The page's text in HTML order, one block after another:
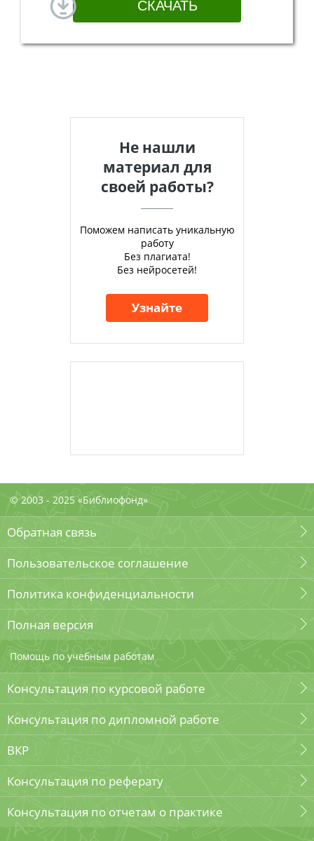
Не нашли
материал для
своей работы?
Поможем написать уникальную
работу
Без плагиата!
Без нейросетей!
Узнайте
© 2003 - 2025 «Библиофонд»
Обратная связь
Пользовательское соглашение
Политика конфиденциальности
Полная версия
Помощь по учебным работам
Консультация по курсовой работе
Консультация по дипломной работе
ВКР
Консультация по реферату
Консультация по отчетам о практике